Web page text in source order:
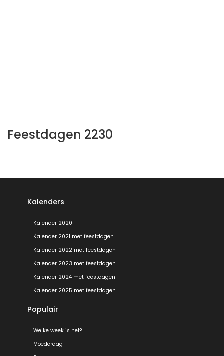
Feestdagen 2230
Kalenders
Kalender 2020
Kalender 2021 met feestdagen
Kalender 2022 met feestdagen
Kalender 2023 met feestdagen
Kalender 2024 met feestdagen
Kalender 2025 met feestdagen
Populair
Welke week is het?
Moederdag